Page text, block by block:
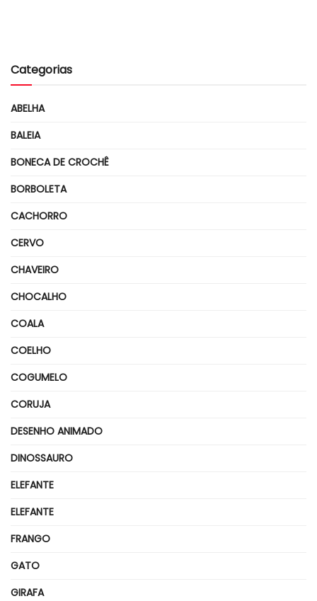
Categorias
ABELHA
BALEIA
BONECA DE CROCHÊ
BORBOLETA
CACHORRO
CERVO
CHAVEIRO
CHOCALHO
COALA
COELHO
COGUMELO
CORUJA
DESENHO ANIMADO
DINOSSAURO
ELEFANTE
ELEFANTE
FRANGO
GATO
GIRAFA